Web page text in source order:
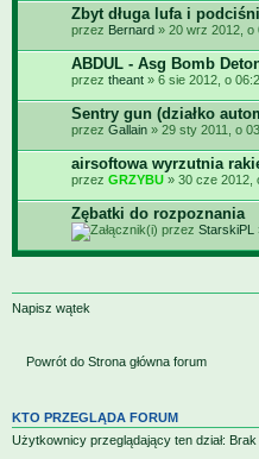
Zbyt długa lufa i
przez Bernard » 20 wrz 2012, o
ABDUL - Asg Bomb
przez theant » 6 sie 2012, o
Sentry gun (działko
przez Gallain » 29 sty 2011, o
airsoftowa wyrzutnia
przez GRZYBU » 30 cze 2012,
Zębatki do rozpoznania
przez StarskiPL
Napisz wątek
Powrót do Strona główna forum
KTO PRZEGLĄDA FORUM
Użytkownicy przeglądający ten dział: